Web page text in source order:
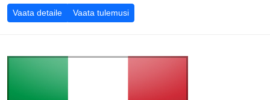
Vaata detaile Vaata tulemusi